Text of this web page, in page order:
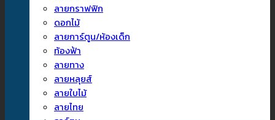
ลายกราฟฟิก
ดอกไม้
ลายการ์ตูน/ห้องเด็ก
ท้องฟ้า
ลายทาง
ลายหลุยส์
ลายใบไม้
ลายไทย